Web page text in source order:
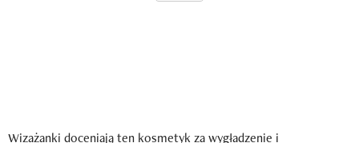
Wizażanki doceniają ten kosmetyk za wygładzenie i